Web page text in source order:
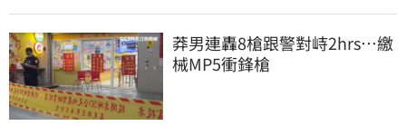
莽男連轟8槍跟警對峙2hrs…繳
械MP5衝鋒槍